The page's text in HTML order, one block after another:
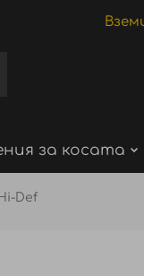
за косата
Def